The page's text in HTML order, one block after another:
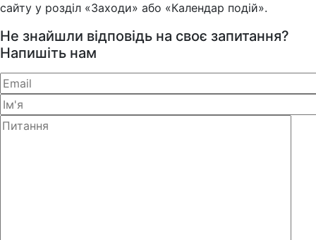
сайту у розділ «Заходи» або «Календар подій».
Не знайшли відповідь на своє запитання?
Напишіть нам